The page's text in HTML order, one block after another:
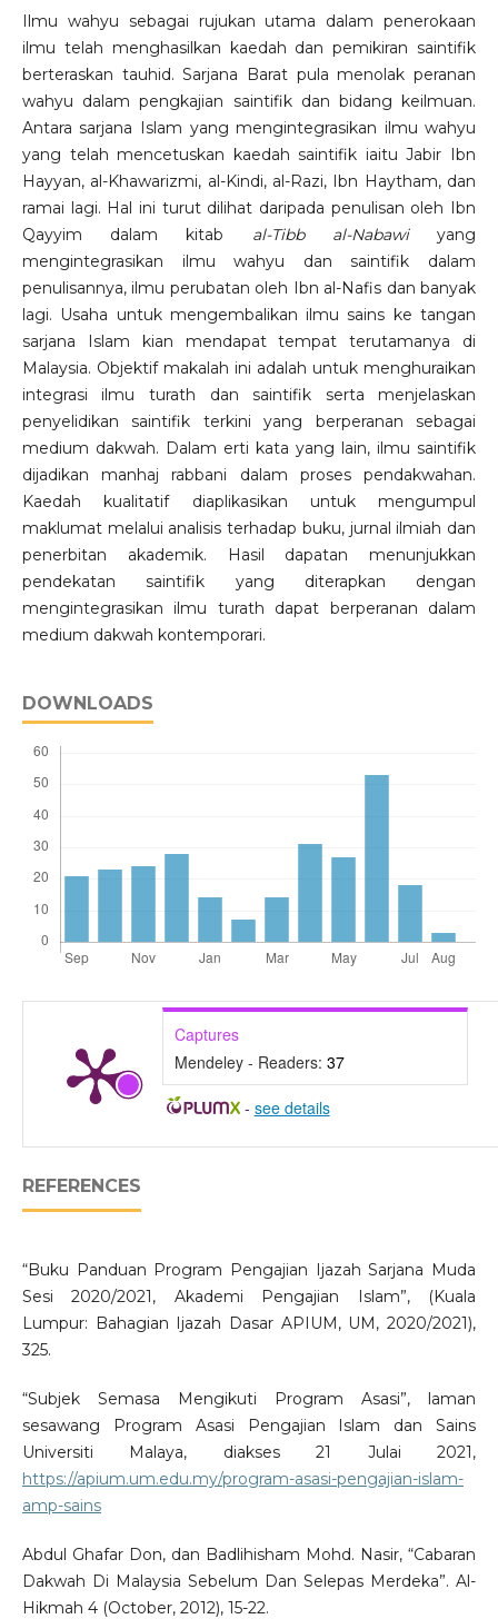
Ilmu wahyu sebagai rujukan utama dalam penerokaan
ilmu telah menghasilkan kaedah dan pemikiran saintifik
berteraskan tauhid. Sarjana Barat pula menolak peranan
wahyu dalam pengkajian saintifik dan bidang keilmuan.
Antara sarjana Islam yang mengintegrasikan ilmu wahyu
yang telah mencetuskan kaedah saintifik iaitu Jabir Ibn
Hayyan, al-Khawarizmi, al-Kindi, al-Razi, Ibn Haytham, dan
ramai lagi. Hal ini turut dilihat daripada penulisan oleh Ibn
Qayyim dalam kitab al-Tibb al-Nabawiyang
mengintegrasikan ilmu wahyu dan saintifik dalam
penulisannya, ilmu perubatan oleh Ibn al-Nafis dan banyak
lagi. Usaha untuk mengembalikan ilmu sains ke tangan
sarjana Islam kian mendapat tempat terutamanya di
Malaysia. Objektif makalah ini adalah untuk menghuraikan
integrasi ilmu turath dan saintifik serta menjelaskan
penyelidikan saintifik terkini yang berperanan sebagai
medium dakwah. Dalam erti kata yang lain, ilmu saintifik
dijadikan manhaj rabbani dalam proses pendakwahan.
Kaedah kualitatif diaplikasikan untuk mengumpul
maklumat melalui analisis terhadap buku, jurnal ilmiah dan
penerbitan akademik. Hasil dapatan menunjukkan
pendekatan saintifik yang diterapkan dengan
mengintegrasikan ilmu turath dapat berperanan dalam
medium dakwah kontemporari.
DOWNLOADS
Captures
Mendeley - Readers: 37
- see details
REFERENCES
“Buku Panduan Program Pengajian Ijazah Sarjana Muda
Sesi 2020/2021, Akademi Pengajian Islam”, (Kuala
Lumpur: Bahagian Ijazah Dasar APIUM, UM, 2020/2021),
325.
“Subjek Semasa Mengikuti Program Asasi”, laman
sesawang Program Asasi Pengajian Islam dan Sains
Universiti Malaya, diakses 21 Julai 2021,
https://apium.um.edu.my/program-asasi-pengajian-islam-
amp-sains
Abdul Ghafar Don, dan Badlihisham Mohd. Nasir, “Cabaran
Dakwah Di Malaysia Sebelum Dan Selepas Merdeka”. Al-
Hikmah 4 (October, 2012), 15-22.